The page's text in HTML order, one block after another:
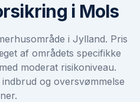
i Mols
i Jylland. Pris
af områdets specifikke
moderat risikoniveau.
og oversvømmelse